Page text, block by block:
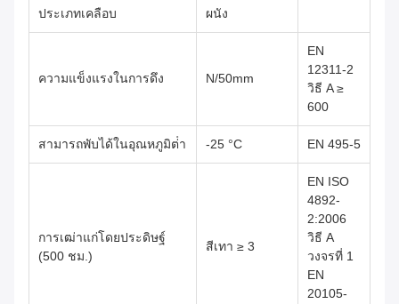
ประเภทเคลือบ ผนัง
ความแข็งแรงในการดึง N/50mm
EN
12311-2
วิธี A ≥
600
สามารถพับได้ในอุณหภูมิต่ํา -25 °C EN 495-5
การเฒ่าแก่โดยประดิษฐ์
(500 ชม.)
สีเทา ≥ 3
EN ISO
4892-
2:2006
วิธี A
วงจรที่ 1
EN
20105-